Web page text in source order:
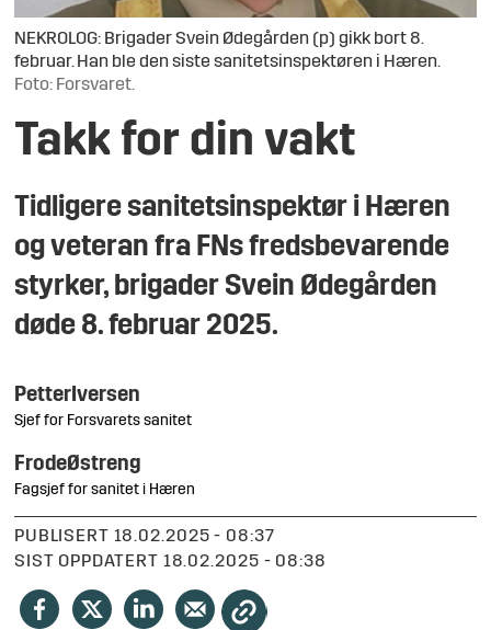
NEKROLOG: Brigader Svein Ødegården (p) gikk bort 8.
februar. Han ble den siste sanitetsinspektøren i Hæren.
Foto: Forsvaret.
Takk for din vakt
Tidligere sanitetsinspektør i Hæren
og veteran fra FNs fredsbevarende
styrker, brigader Svein Ødegården
døde 8. februar 2025.
PetterIversen
Sjef for Forsvarets sanitet
FrodeØstreng
Fagsjef for sanitet i Hæren
PUBLISERT
18.02.2025 - 08:37
SIST OPPDATERT
18.02.2025 - 08:38